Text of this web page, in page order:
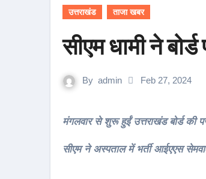
उत्तराखंड ताजा खबर
सीएम धामी ने बोर्ड
By admin Feb 27, 2024
मंगलवार से शुरू हुईं उत्तराखंड बोर्ड की
सीएम ने अस्पताल में भर्ती आईएएस